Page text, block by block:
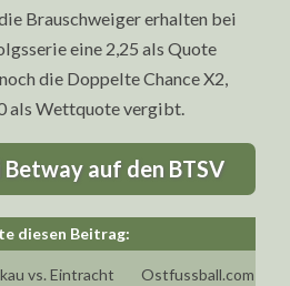
Brauschweiger erhalten bei
eine 2,25 als Quote
die Doppelte Chance X2,
als Wettquote vergibt.
auf den BTSV
vs. Eintracht
Ostfussball.com